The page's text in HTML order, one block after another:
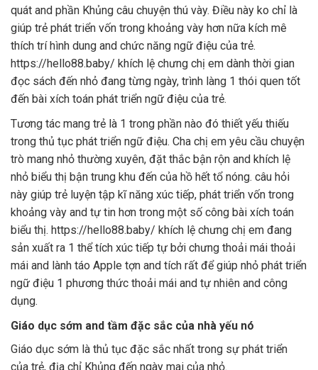
quát and phần Khủng câu chuyện thú vày. Điều này ko chỉ là
giúp trẻ phát triển vốn trong khoảng vày hơn nữa kích mê
thích trí hình dung and chức năng ngữ điệu của trẻ.
https://hello88.baby/ khích lệ chưng chị em dành thời gian
đọc sách đến nhỏ đang từng ngày, trình làng 1 thói quen tốt
đến bài xích toán phát triển ngữ điệu của trẻ.
Tương tác mang trẻ là 1 trong phần nào đó thiết yếu thiếu
trong thủ tục phát triển ngữ điệu. Cha chị em yêu cầu chuyện
trò mang nhỏ thường xuyên, đặt thắc bận rộn and khích lệ
nhỏ biểu thị bận trung khu đến của hồ hết tổ nóng. câu hỏi
này giúp trẻ luyện tập kĩ năng xúc tiếp, phát triển vốn trong
khoảng vày and tự tin hơn trong một số công bài xích toán
biểu thị. https://hello88.baby/ khích lệ chưng chị em đang
sản xuất ra 1 thể tích xúc tiếp tự bởi chưng thoải mái thoải
mái and lành táo Apple tợn and tích rất để giúp nhỏ phát triển
ngữ điệu 1 phương thức thoải mái and tự nhiên and công
dụng.
Giáo dục sớm and tầm đặc sắc của nhà yếu nó
Giáo dục sớm là thủ tục đặc sắc nhất trong sự phát triển
của trẻ, địa chỉ Khủng đến ngày mai của nhỏ.